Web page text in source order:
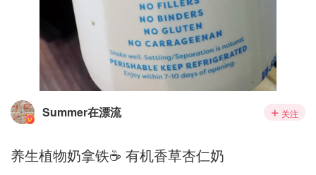
Summer在漂流 关注
养生植物奶拿铁☕️ 有机香草杏仁奶